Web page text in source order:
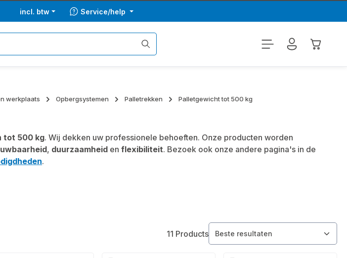
incl. btw Service/help
werkplaats Opbergsystemen Palletrekken Palletgewicht tot 500 kg
tot 500 kg. Wij dekken uw professionele behoeften. Onze producten worden
, duurzaamheid en flexibiliteit. Bezoek ook onze andere pagina's in de
.
11 Products